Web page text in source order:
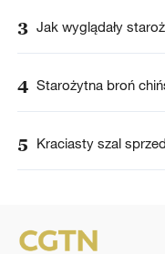
3 Jak wyglądały
4 Starożytna broń
5 Kraciasty szal